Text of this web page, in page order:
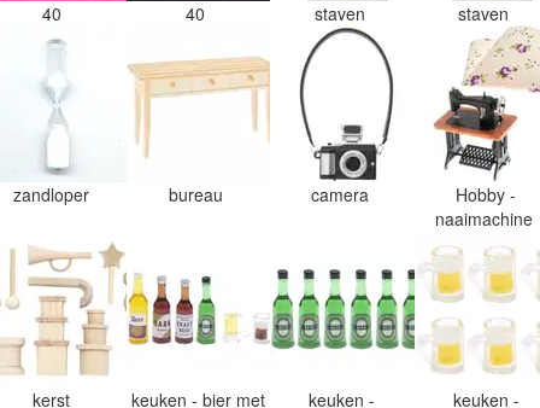
40 40 staven staven
zandloper bureau camera
Hobby -
naaimachine
kerst keuken - bier met keuken - keuken -